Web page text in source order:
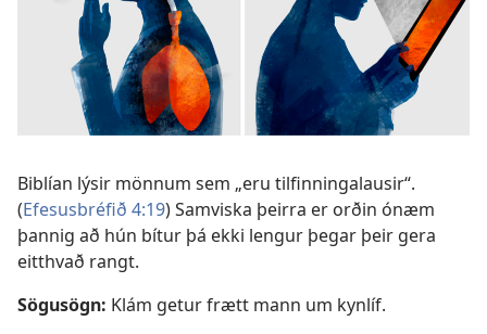
Biblían lýsir mönnum sem „eru tilfinningalausir“.
(Efesusbréfið 4:19) Samviska þeirra er orðin ónæm
þannig að hún bítur þá ekki lengur þegar þeir gera
eitthvað rangt.
Sögusögn: Klám getur frætt mann um kynlíf.